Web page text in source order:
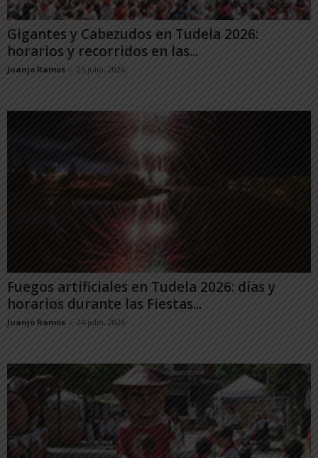
Gigantes y Cabezudos en Tudela 2026:
horarios y recorridos en las...
Juanjo Ramos - 25 julio, 2026
Fuegos artificiales en Tudela 2026: días y
horarios durante las Fiestas...
Juanjo Ramos - 24 julio, 2026